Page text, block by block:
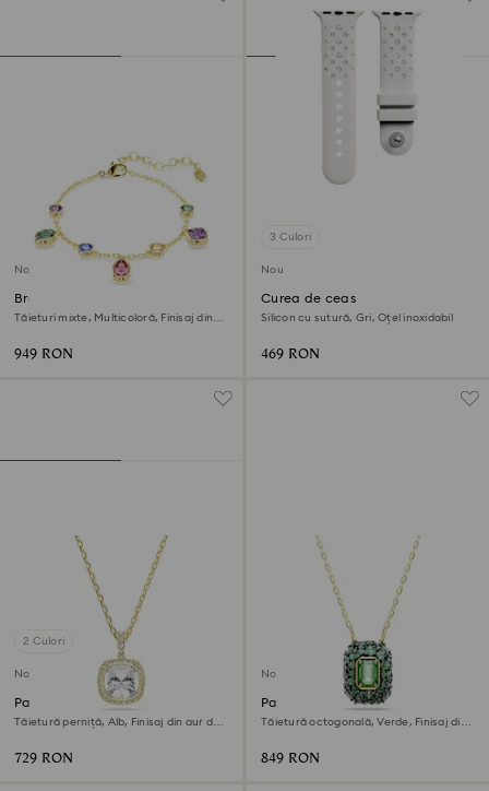
Nou
Brățară Imber
Tăieturi mixte, Multicoloră, Finisaj din
949 RON
3 Culori
Nou
Curea de ceas
Silicon cu sutură, Gri, Oțel inoxidabil
469 RON
2 Culori
Nou
Pandantiv Una Angelic
Tăietură perniță, Alb, Finisaj din aur de
729 RON
Nou
Pandantiv Sublima
Tăietură octogonală, Verde, Finisaj din
849 RON